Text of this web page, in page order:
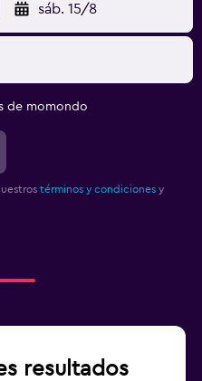
sáb. 15/8
de momondo
términos y condiciones y
resultados